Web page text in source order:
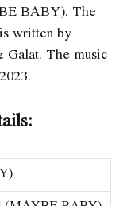
BABY). The
written by
The music